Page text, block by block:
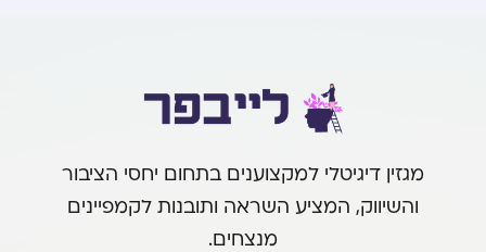
מגזין דיגיטלי למקצוענים בתחום יחסי הציבור
והשיווק, המציע השראה ותובנות לקמפיינים
מנצחים.